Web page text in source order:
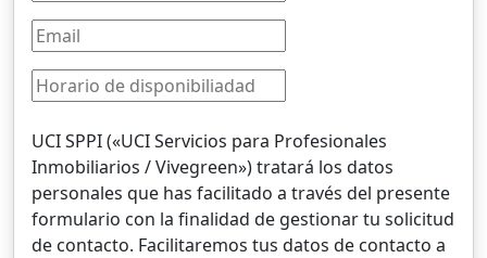
UCI SPPI («UCI Servicios para Profesionales
Inmobiliarios / Vivegreen») tratará los datos
personales que has facilitado a través del presente
formulario con la finalidad de gestionar tu solicitud
de contacto. Facilitaremos tus datos de contacto a